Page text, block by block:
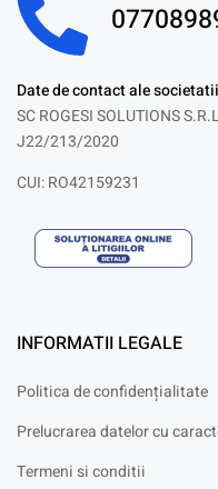
Date de contact ale societatii
SC ROGESI SOLUTIONS
J22/213/2020
CUI: RO42159231
INFORMATII LEGALE
Politica de confidențialitate
Prelucrarea datelor cu
Termeni si conditii